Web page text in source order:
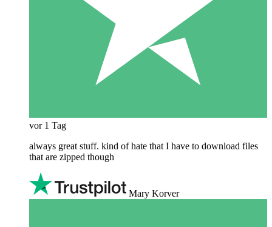
vor 1 Tag
always great stuff. kind of hate that I have to download files
that are zipped though
Mary Korver